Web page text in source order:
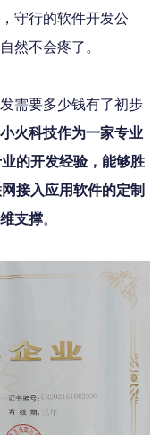
守行的软件开发公
然不会疼了。
需要多少钱有了初步
小火科技作为一家专业
的开发经验，能够胜
接入应用软件的定制
支撑。